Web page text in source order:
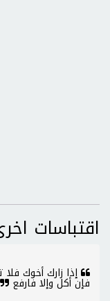
اقتباسات
إذا زارك أخوك
فإن أكل وإلا فارفع